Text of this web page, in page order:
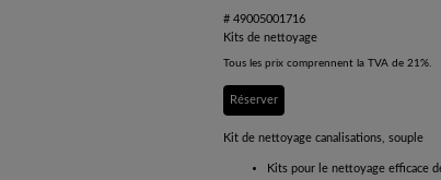
# 49005001716
Kits de nettoyage
Tous les prix comprennent la TVA de 21%.
Réserver
Kit de nettoyage canalisations, souple
Kits pour le nettoyage efficace